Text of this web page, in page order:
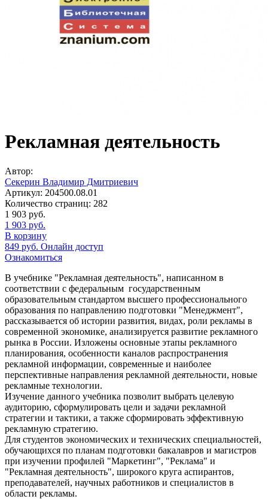
Рекламная деятельность
Автор:
Секерин Владимир Дмитриевич
Артикул: 204500.08.01
Количество страниц: 282
1 903 руб.
1 903 руб.
В корзину
849 руб. Онлайн доступ
Ознакомиться
В учебнике "Рекламная деятельность", написанном в
соответствии с федеральным государственным
образовательным стандартом высшего профессионального
образования по направлению подготовки "Менеджмент",
рассказывается об истории развития, видах, роли рекламы в
современной экономике, анализируется развитие рекламного
рынка в России. Изложены основные этапы рекламного
планирования, особенности каналов распространения
рекламной информации, современные и наиболее
перспективные направления рекламной деятельности, новые
рекламные технологии.
Изучение данного учебника позволит выбрать целевую
аудиторию, сформулировать цели и задачи рекламной
стратегии и тактики, а также сформировать эффективную
рекламную стратегию.
Для студентов экономических и технических специальностей,
обучающихся по планам подготовки бакалавров и магистров
при изучении профилей "Маркетинг", "Реклама" и
"Рекламная деятельность", широкого круга аспирантов,
преподавателей, научных работников и специалистов в
области рекламы.